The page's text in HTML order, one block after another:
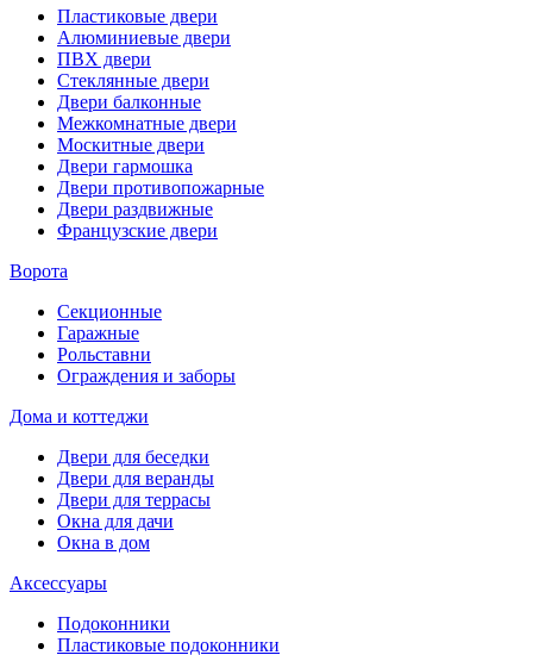
Пластиковые двери
Алюминиевые двери
ПВХ двери
Стеклянные двери
Двери балконные
Межкомнатные двери
Москитные двери
Двери гармошка
Двери противопожарные
Двери раздвижные
Французские двери
Ворота
Секционные
Гаражные
Рольставни
Ограждения и заборы
Дома и коттеджи
Двери для беседки
Двери для веранды
Двери для террасы
Окна для дачи
Окна в дом
Аксессуары
Подоконники
Пластиковые подоконники